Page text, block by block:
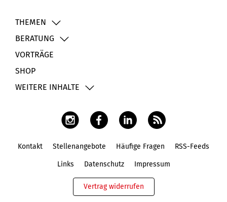
THEMEN
BERATUNG
VORTRÄGE
SHOP
WEITERE INHALTE
Kontakt Stellenangebote Häufige Fragen RSS-Feeds
Links Datenschutz Impressum
Vertrag widerrufen